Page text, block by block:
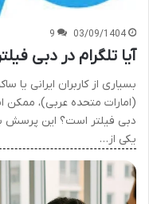
03/09/1404
9
آیا تلگرام در دبی
بسیاری از کاربران ایرانی یا
(امارات متحده عربی)، ممکن
دبی فیلتر است؟ این پرسش
یکی از…